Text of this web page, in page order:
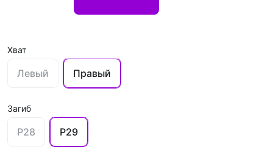
Хват
Левый Правый
Загиб
P28 P29